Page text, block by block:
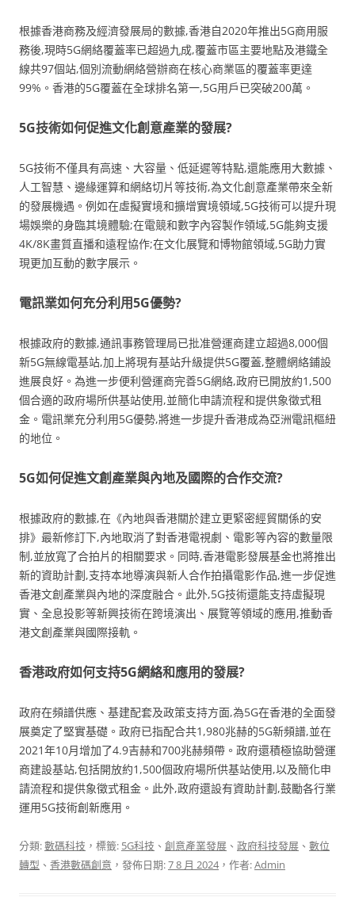
根據香港商務及經濟發展局的數據,香港自2020年推出5G商用服
務後,現時5G網絡覆蓋率已超過九成,覆蓋市區主要地點及港鐵全
線共97個站,個別流動網絡營辦商在核心商業區的覆蓋率更達
99%。香港的5G覆蓋在全球排名第一,5G用戶已突破200萬。
5G技術如何促進文化創意產業的發展?
5G技術不僅具有高速、大容量、低延遲等特點,還能應用大數據、
人工智慧、邊緣運算和網絡切片等技術,為文化創意產業帶來全新
的發展機遇。例如在虛擬實境和擴增實境領域,5G技術可以提升現
場娛樂的身臨其境體驗;在電競和數字內容製作領域,5G能夠支援
4K/8K畫質直播和遠程協作;在文化展覽和博物館領域,5G助力實
現更加互動的數字展示。
電訊業如何充分利用5G優勢?
根據政府的數據,通訊事務管理局已批准營運商建立超過8,000個
新5G無線電基站,加上將現有基站升級提供5G覆蓋,整體網絡鋪設
進展良好。為進一步便利營運商完善5G網絡,政府已開放約1,500
個合適的政府場所供基站使用,並簡化申請流程和提供象徵式租
金。電訊業充分利用5G優勢,將進一步提升香港成為亞洲電訊樞紐
的地位。
5G如何促進文創產業與內地及國際的合作交流?
根據政府的數據,在《內地與香港關於建立更緊密經貿關係的安
排》最新修訂下,內地取消了對香港電視劇、電影等內容的數量限
制,並放寬了合拍片的相關要求。同時,香港電影發展基金也將推出
新的資助計劃,支持本地導演與新人合作拍攝電影作品,進一步促進
香港文創產業與內地的深度融合。此外,5G技術還能支持虛擬現
實、全息投影等新興技術在跨境演出、展覽等領域的應用,推動香
港文創產業與國際接軌。
香港政府如何支持5G網絡和應用的發展?
政府在頻譜供應、基建配套及政策支持方面,為5G在香港的全面發
展奠定了堅實基礎。政府已指配合共1,980兆赫的5G新頻譜,並在
2021年10月增加了4.9吉赫和700兆赫頻帶。政府還積極協助營運
商建設基站,包括開放約1,500個政府場所供基站使用,以及簡化申
請流程和提供象徵式租金。此外,政府還設有資助計劃,鼓勵各行業
運用5G技術創新應用。
分類:數碼科技 ，標籤: 5G科技 、 創意產業發展 、 政府科技發展 、 數位
轉型 、 香港數碼創意 ，發佈日期:7 8 月 2024，作者:Admin